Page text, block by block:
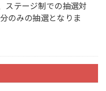
ステージ制での抽選対
のみの抽選となりま